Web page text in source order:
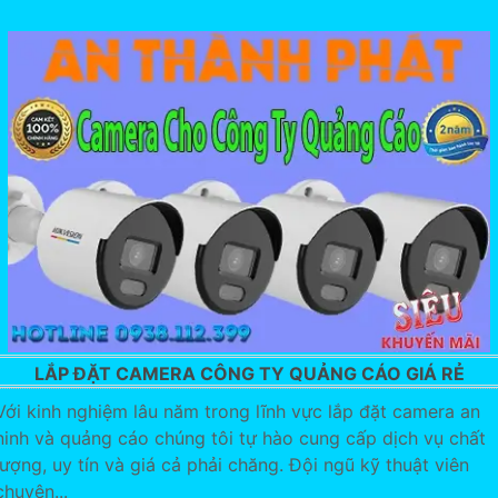
LẮP ĐẶT CAMERA CÔNG TY QUẢNG CÁO GIÁ RẺ
kinh nghiệm lâu năm trong lĩnh vực lắp đặt camera an
và quảng cáo chúng tôi tự hào cung cấp dịch vụ chất
uy tín và giá cả phải chăng. Đội ngũ kỹ thuật viên